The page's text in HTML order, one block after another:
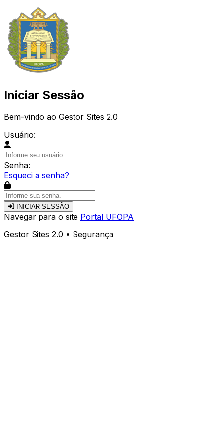
Iniciar Sessão
Bem-vindo ao Gestor Sites 2.0
Usuário:
Senha:
Esqueci a senha?
INICIAR SESSÃO
Navegar para o site Portal UFOPA
Gestor Sites 2.0 • Segurança